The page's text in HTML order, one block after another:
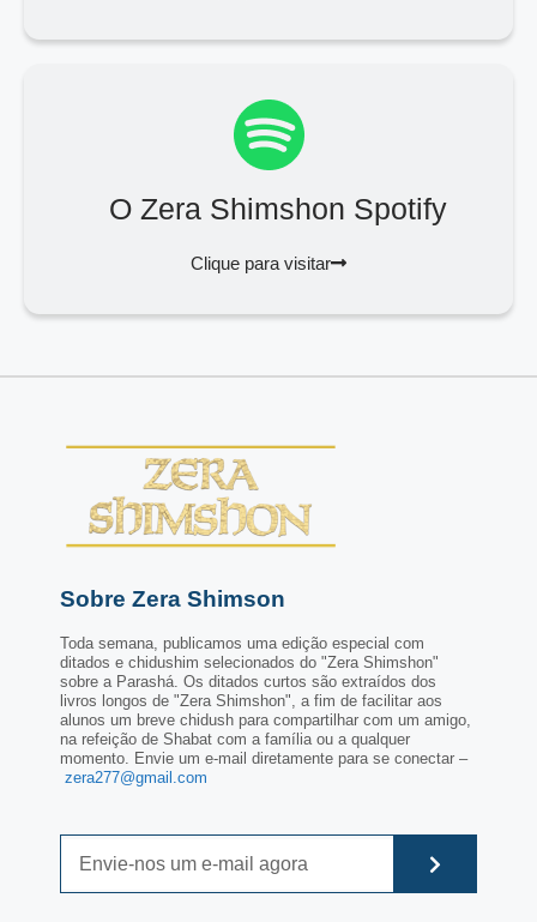
O Zera Shimshon Spotify
Clique para visitar
Sobre Zera Shimson
Toda semana, publicamos uma edição especial com
ditados e chidushim selecionados do "Zera Shimshon"
sobre a Parashá. Os ditados curtos são extraídos dos
livros longos de "Zera Shimshon", a fim de facilitar aos
alunos um breve chidush para compartilhar com um amigo,
na refeição de Shabat com a família ou a qualquer
momento. Envie um e-mail diretamente para se conectar –
zera277@gmail.com